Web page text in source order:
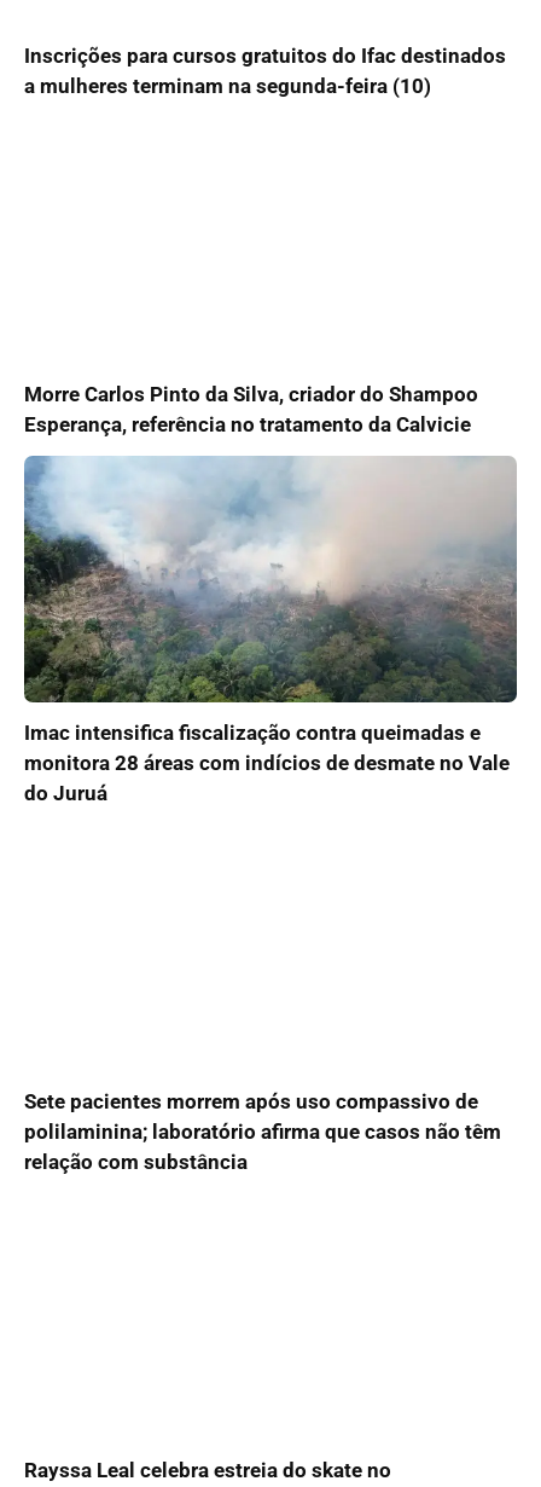
Inscrições para cursos gratuitos do Ifac destinados
a mulheres terminam na segunda-feira (10)
Morre Carlos Pinto da Silva, criador do Shampoo
Esperança, referência no tratamento da Calvicie
Imac intensifica fiscalização contra queimadas e
monitora 28 áreas com indícios de desmate no Vale
do Juruá
Sete pacientes morrem após uso compassivo de
polilaminina; laboratório afirma que casos não têm
relação com substância
Rayssa Leal celebra estreia do skate no